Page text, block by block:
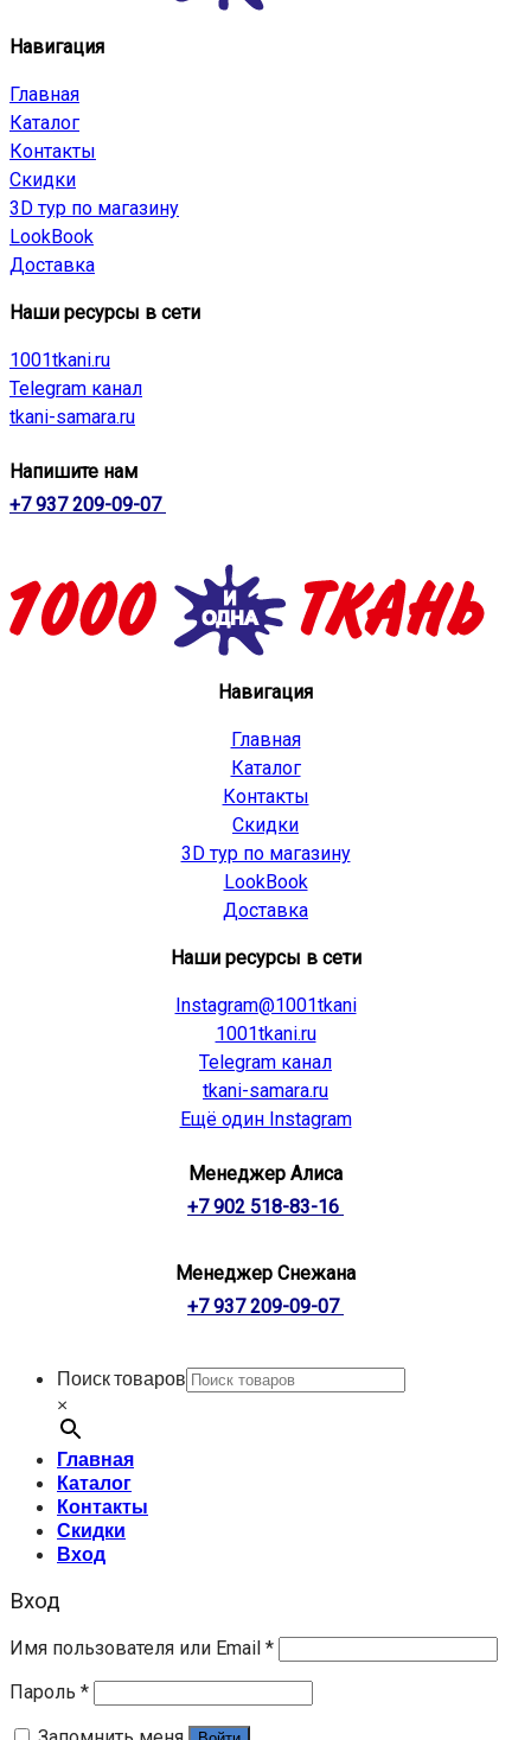
Навигация
Главная
Каталог
Контакты
Скидки
3D тур по магазину
LookBook
Доставка
Наши ресурсы в сети
1001tkani.ru
Telegram канал
tkani-samara.ru
Напишите нам
+7 937 209-09-07
Навигация
Главная
Каталог
Контакты
Скидки
3D тур по магазину
LookBook
Доставка
Наши ресурсы в сети
Instagram@1001tkani
1001tkani.ru
Telegram канал
tkani-samara.ru
Ещё один Instagram
Менеджер Алиса
+7 902 518-83-16
Менеджер Снежана
+7 937 209-09-07
Поиск товаров
×
Главная
Каталог
Контакты
Скидки
Вход
Вход
Имя пользователя или Email *
Пароль *